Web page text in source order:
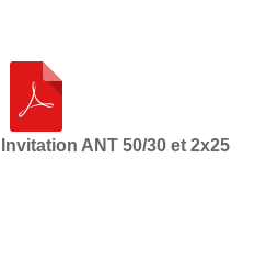
Invitation ANT 50/30 et 2x25